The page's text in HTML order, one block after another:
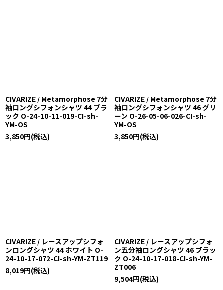
CIVARIZE / Metamorphose 7分
袖ロングシフォンシャツ 44 ブラ
ック O-24-10-11-019-CI-sh-
YM-OS
3,850円(税込)
CIVARIZE / Metamorphose 7分
袖ロングシフォンシャツ 46 グリ
ーン O-26-05-06-026-CI-sh-
YM-OS
3,850円(税込)
CIVARIZE / レースアップシフォ
ンロングシャツ 44 ホワイト O-
24-10-17-072-CI-sh-YM-ZT119
8,019円(税込)
CIVARIZE / レースアップシフォ
ン五分袖ロングシャツ 46 ブラッ
ク O-24-10-17-018-CI-sh-YM-
ZT006
9,504円(税込)